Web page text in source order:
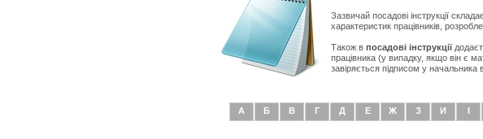
Зазвичай посадові інструкції
характеристик працівників,
Також в посадові інструкції
працівника (у випадку, якщо він є
завіряється підписом у начальника
А Б В Г Д Е Ж З И І